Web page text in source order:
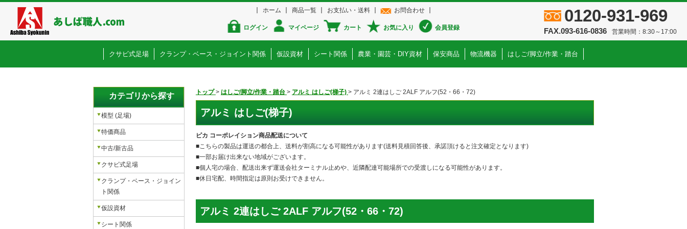
ホーム 商品一覧 お支払い・送料 お問合わせ
ログイン マイページ カート お気に入り 会員登録
0120-931-969
FAX.093-616-0836 営業時間：8:30～17:00
クサビ式足場 クランプ・ベース・ジョイント関係 仮設資材 シート関係 農業・園芸・DIY資材 保安商品 物流機器 はしご/脚立/作業・踏台
トップ > はしご/脚立/作業・踏台 > アルミ はしご(梯子) > アルミ 2連はしご 2ALF アルフ(52・66・72)
アルミ はしご(梯子)
ピカ コーポレイション商品配送について
■こちらの製品は運送の都合上、送料が割高になる可能性があります(送料見積回答後、承諾頂けると注文確定となります)
■一部お届け出来ない地域がございます。
■個人宅の場合、配送出来ず運送会社ターミナル止めや、近隣配達可能場所での受渡しになる可能性があります。
■休日宅配、時間指定は原則お受けできません。
アルミ 2連はしご 2ALF アルフ(52・66・72)
カテゴリから探す
模型 (足場)
特価商品
中古/新古品
クサビ式足場
クランプ・ベース・ジョイン
ト関係
仮設資材
シート関係